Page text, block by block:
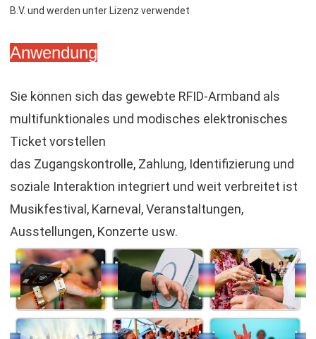
B.V. und werden unter Lizenz verwendet
Anwendung
Sie können sich das gewebte RFID-Armband als
multifunktionales und modisches elektronisches
Ticket vorstellen
das Zugangskontrolle, Zahlung, Identifizierung und
soziale Interaktion integriert und weit verbreitet ist
Musikfestival, Karneval, Veranstaltungen,
Ausstellungen, Konzerte usw.